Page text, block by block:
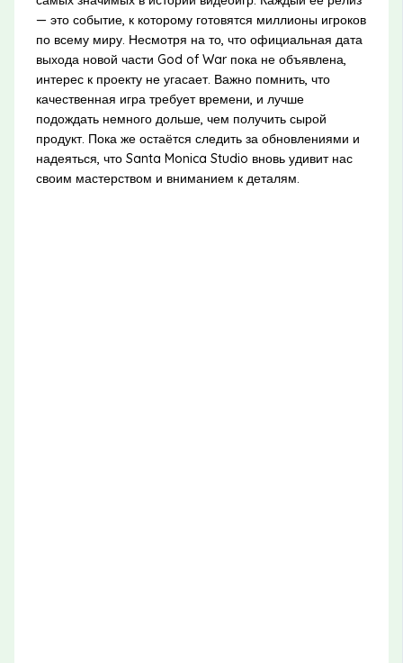
— это событие, к которому готовятся миллионы игроков
по всему миру. Несмотря на то, что официальная дата
выхода новой части God of War пока не объявлена,
интерес к проекту не угасает. Важно помнить, что
качественная игра требует времени, и лучше
подождать немного дольше, чем получить сырой
продукт. Пока же остаётся следить за обновлениями и
надеяться, что Santa Monica Studio вновь удивит нас
своим мастерством и вниманием к деталям.